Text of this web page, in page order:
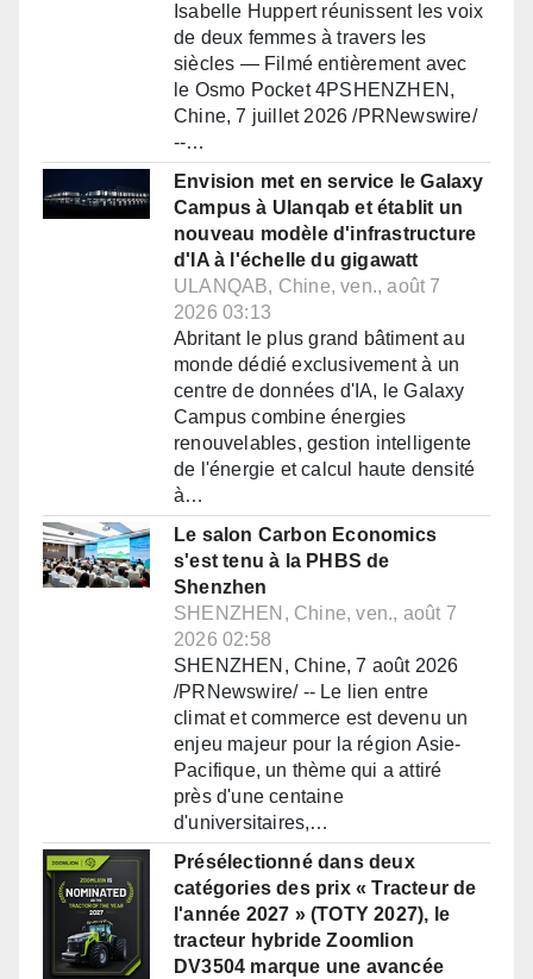
Isabelle Huppert réunissent les voix
de deux femmes à travers les
siècles — Filmé entièrement avec
le Osmo Pocket 4PSHENZHEN,
Chine, 7 juillet 2026 /PRNewswire/
--…
Envision met en service le Galaxy
Campus à Ulanqab et établit un
nouveau modèle d'infrastructure
d'IA à l'échelle du gigawatt
ULANQAB, Chine, ven., août 7
2026 03:13
Abritant le plus grand bâtiment au
monde dédié exclusivement à un
centre de données d'IA, le Galaxy
Campus combine énergies
renouvelables, gestion intelligente
de l'énergie et calcul haute densité
à…
Le salon Carbon Economics
s'est tenu à la PHBS de
Shenzhen
SHENZHEN, Chine, ven., août 7
2026 02:58
SHENZHEN, Chine, 7 août 2026
/PRNewswire/ -- Le lien entre
climat et commerce est devenu un
enjeu majeur pour la région Asie-
Pacifique, un thème qui a attiré
près d'une centaine
d'universitaires,…
Présélectionné dans deux
catégories des prix « Tracteur de
l'année 2027 » (TOTY 2027), le
tracteur hybride Zoomlion
DV3504 marque une avancée